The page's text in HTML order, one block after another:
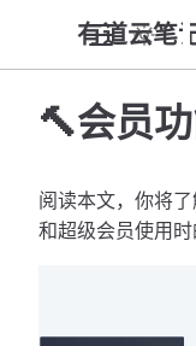
有道云笔
🔨会员
阅读本文，你将
和超级会员使用时